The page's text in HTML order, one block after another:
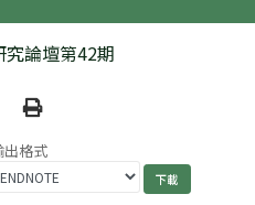
究論壇第42期
Print
出格式